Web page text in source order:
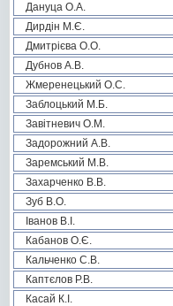
Дануца О.А.
Дирдін М.Є.
Дмитрієва О.О.
Дубнов А.В.
Жмеренецький О.С.
Заблоцький М.Б.
Завітневич О.М.
Задорожний А.В.
Заремський М.В.
Захарченко В.В.
Зуб В.О.
Іванов В.І.
Кабанов О.Є.
Кальченко С.В.
Каптєлов Р.В.
Касай К.І.